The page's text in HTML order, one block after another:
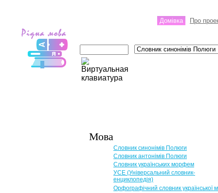
Домівка Про
Мова
Словник синонімів Полюги
Словник антонімів Полюги
Словник українських морфем
УСЕ (Універсальний словник-
енциклопедія)
Орфографічний словник української